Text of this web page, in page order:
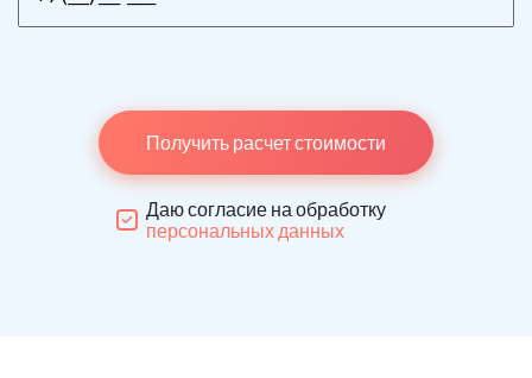
Получить расчет стоимости
Даю согласие на обработку
персональных данных